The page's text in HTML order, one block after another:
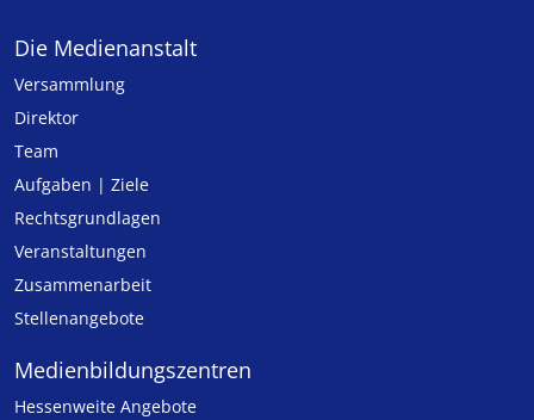
Die Medienanstalt
Versammlung
Direktor
Team
Aufgaben | Ziele
Rechtsgrundlagen
Veranstaltungen
Zusammenarbeit
Stellenangebote
Medien­bildungs­zentren
Hessenweite Angebote